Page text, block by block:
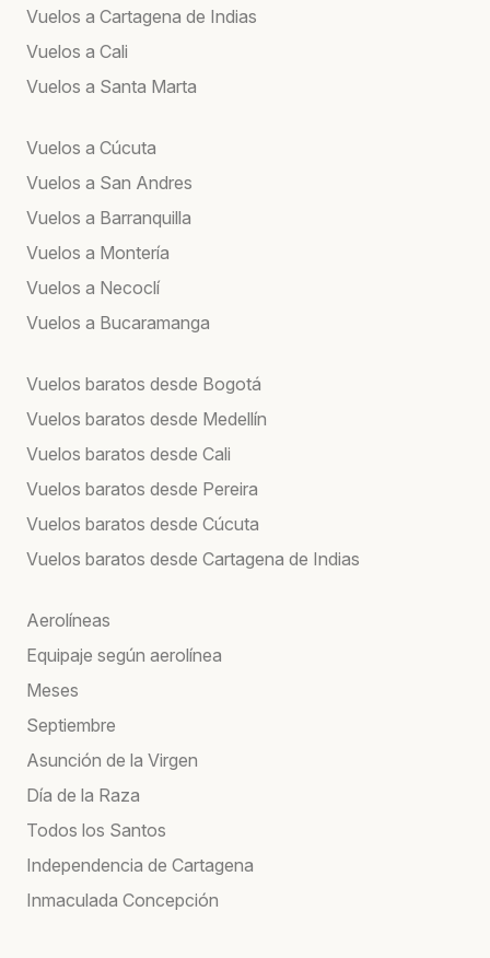
Vuelos a Cartagena de Indias
Vuelos a Cali
Vuelos a Santa Marta
Vuelos a Cúcuta
Vuelos a San Andres
Vuelos a Barranquilla
Vuelos a Montería
Vuelos a Necoclí
Vuelos a Bucaramanga
Vuelos baratos desde Bogotá
Vuelos baratos desde Medellín
Vuelos baratos desde Cali
Vuelos baratos desde Pereira
Vuelos baratos desde Cúcuta
Vuelos baratos desde Cartagena de Indias
Aerolíneas
Equipaje según aerolínea
Meses
Septiembre
Asunción de la Virgen
Día de la Raza
Todos los Santos
Independencia de Cartagena
Inmaculada Concepción